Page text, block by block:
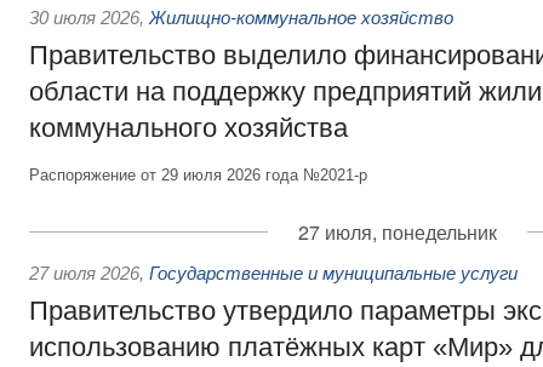
30 июля 2026, Жилищно-коммунальное хозяйство
Правительство выделило
области на поддержку предприятий
коммунального хозяйства
Распоряжение от 29 июля 2026 года №2021-р
27 июля, понедельник
27 июля 2026, Государственные и муниципальные услуги
Правительство утвердило параметры
использованию платёжных карт «Мир»